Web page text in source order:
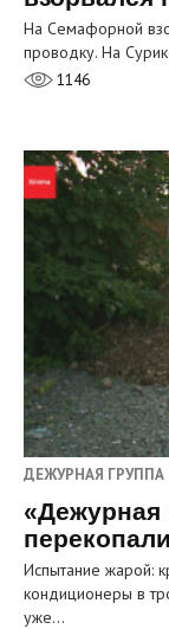
На Семафорной
проводку. На
1146
ДЕЖУРНАЯ ГРУППА
«Дежурная
Испытание жарой:
кондиционеры в
уже…